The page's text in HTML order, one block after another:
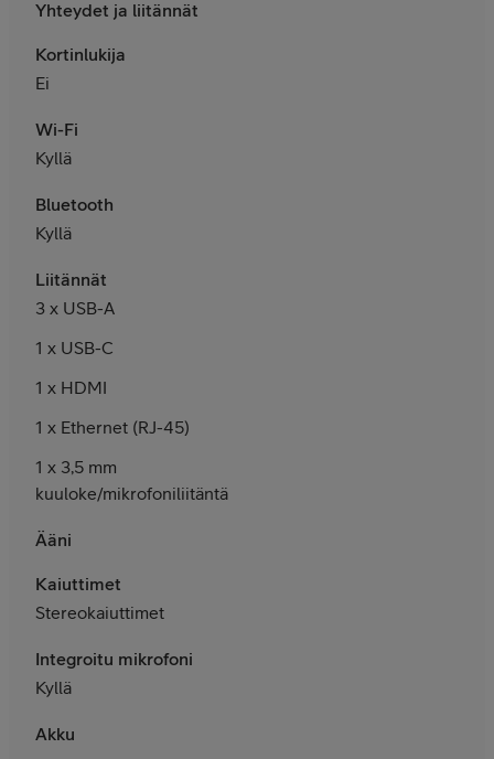
Yhteydet ja liitännät
Kortinlukija
Ei
Wi-Fi
Kyllä
Bluetooth
Kyllä
Liitännät
3 x USB-A
1 x USB-C
1 x HDMI
1 x Ethernet (RJ-45)
1 x 3,5 mm
kuuloke/mikrofoniliitäntä
Ääni
Kaiuttimet
Stereokaiuttimet
Integroitu mikrofoni
Kyllä
Akku